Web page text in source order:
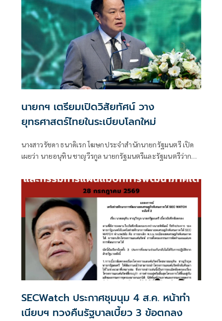
นายกฯ เตรียมเปิดวิสัยทัศน์ วาง
ยุทธศาสตร์ไทยในระเบียบโลกใหม่
นางสาวรัชดา ธนาดิเรก โฆษกประจำสำนักนายกรัฐมนตรี เปิด
เผยว่า นายอนุทิน ชาญวีรกูล นายกรัฐมนตรีและรัฐมนตรีว่าการ
INTANIA Forum: SURVIVING UNDER THE NEW WORLD
ORDER ฝ่าวิกฤติ รับมือระเบียบโลกใหม่
SECWatch ประกาศชุมนุม 4 ส.ค. หน้าทำ
เนียบฯ ทวงคืนรัฐบาลเบี้ยว 3 ข้อตกลง